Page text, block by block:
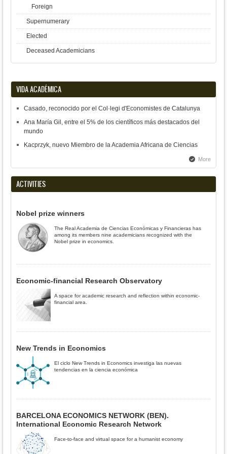
Foreign
Supernumerary
Elected
Deceased Academicians
VIDA ACADÉMICA
Casado, reconocido por el Col·legi d'Economistes de Catalunya
Ana María Gil, entre el 5% de los científicos más destacados del
mundo
Kacprzyk, nuevo Miembro de la Academia Africana de Ciencias
More
ACTIVITIES
Nobel prize winners
The Real Academia de Ciencias Económicas y Financieras has
among its members nine academicians recognized with the
Nobel prize in economics.
Economic-financial Research Observatory
A space for academic research and reflection within economic-
financial area.
New Trends in Economics
El ciclo New Trends in Economics investiga las nuevas
tendencias en la ciencia económica
BARCELONA ECONOMICS NETWORK (BEN).
International Economic Research Network
Face-to-face and virtual space for a humanist economy